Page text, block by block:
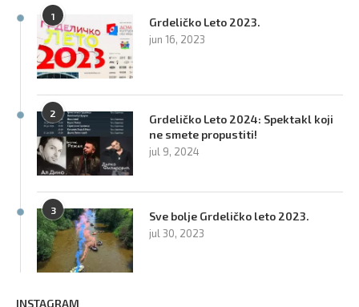
1 Grdeličko Leto 2023.
jun 16, 2023
2
Grdeličko Leto 2024: Spektakl koji
ne smete propustiti!
jul 9, 2024
3 Sve bolje Grdeličko leto 2023.
jul 30, 2023
INSTAGRAM